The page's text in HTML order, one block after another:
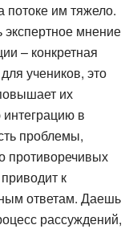
потоке им тяжело.
мнение
– конкретная
учеников, это
их
в
проблемы,
противоречивых
к
ответам. Даешь
рассуждений,